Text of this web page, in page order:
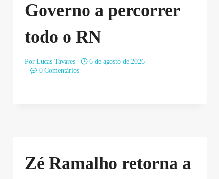
Governo a percorrer
todo o RN
Por Lucas Tavares
6 de agosto de 2026
0 Comentários
Zé Ramalho retorna a